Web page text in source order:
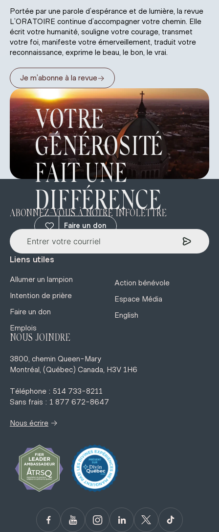
Portée par une parole d’espérance et de lumière, la revue
L’ORATOIRE continue d’accompagner votre chemin. Elle
écrit votre humanité, souligne votre courage, transmet
votre foi, manifeste votre émerveillement, traduit votre
reconnaissance, exprime le beau, le bon, le vrai.
Je m’abonne à la revue→
VOTRE
GÉNÉROSITÉ
FAIT UNE
DIFFÉRENCE
Faire un don
ABONNEZ-VOUS À NOTRE INFOLETTRE
Liens utiles
Allumer un lampion
Intention de prière
Faire un don
Emplois
Action bénévole
Espace Média
English
NOUS JOINDRE
3800, chemin Queen-Mary
Montréal, (Québec) Canada, H3V 1H6
Téléphone : 514 733-8211
Sans frais : 1 877 672-8647
Nous écrire →